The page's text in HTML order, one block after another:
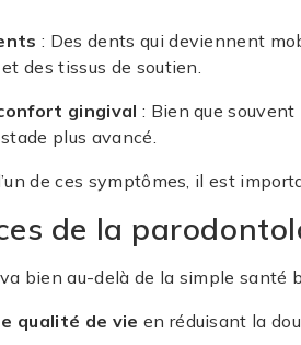
: Des dents qui deviennent
des tissus de soutien.
gingival : Bien que
plus avancé.
de ces symptômes, il est
de la
bien au-delà de la simple
qualité de vie en réduisant la